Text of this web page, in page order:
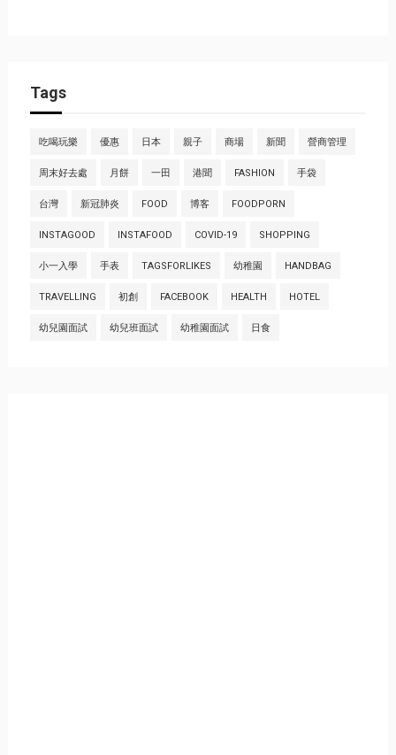
Tags
吃喝玩樂 優惠 日本 親子 商場 新聞 營商管理
周末好去處 月餅 一田 港聞 FASHION 手袋
台灣 新冠肺炎 FOOD 博客 FOODPORN
INSTAGOOD INSTAFOOD COVID-19 SHOPPING
小一入學 手表 TAGSFORLIKES 幼稚園 HANDBAG
TRAVELLING 初創 FACEBOOK HEALTH HOTEL
幼兒園面試 幼兒班面試 幼稚園面試 日食